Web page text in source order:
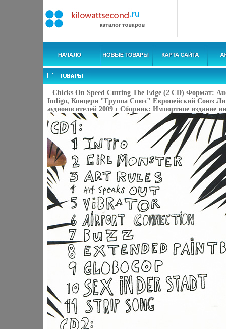
Chicks On Speed Cutting The Edge (2 CD) Формат:
Indigo, Концерн "Группа Союз" Европейский Союз
аудионосителей 2009 г Сборник: Импортное издание